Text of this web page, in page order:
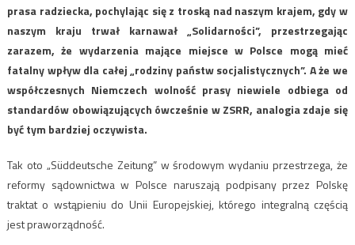
prasa radziecka, pochylając się z troską nad naszym krajem, gdy w
naszym kraju trwał karnawał „Solidarności”, przestrzegając
zarazem, że wydarzenia mające miejsce w Polsce mogą mieć
fatalny wpływ dla całej „rodziny państw socjalistycznych”. A że we
współczesnych Niemczech wolność prasy niewiele odbiega od
standardów obowiązujących ówcześnie w ZSRR, analogia zdaje się
być tym bardziej oczywista.
Tak oto „Süddeutsche Zeitung” w środowym wydaniu przestrzega, że
reformy sądownictwa w Polsce naruszają podpisany przez Polskę
traktat o wstąpieniu do Unii Europejskiej, którego integralną częścią
jest praworządność.